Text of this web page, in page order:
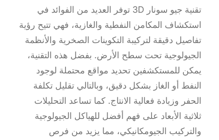
تقنية جيو سونار 3D توفر العديد من الفوائد في
استكشاف المكامن النفطية والغازية، فهي تتيح رؤية
تفاصيل دقيقة لتركيبة التكوينات الصخرية والأنظمة
الجيولوجية تحت سطح الأرض. بفضل هذه التقنية،
يمكن للمستكشفين تحديد مواقع محتملة لوجود
النفط أو الغاز بشكل دقيق، وبالتالي تقليل تكلفة
الحفر وزيادة فعالية الانتاج. كما تساعد التحليلات
ثلاثية الأبعاد على فهم أفضل للهياكل الجيولوجية
والتركيب الجيومكانيكي، مما يزيد من فرص